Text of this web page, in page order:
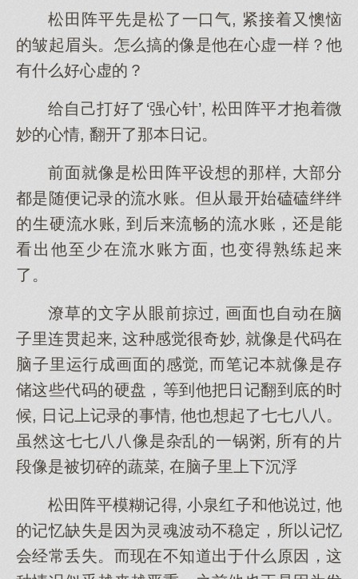
松田阵平先是松了一口气, 紧接着又懊恼
的皱起眉头。怎么搞的像是他在心虚一样？他
有什么好心虚的？
给自己打好了‘强心针’, 松田阵平才抱着微
妙的心情, 翻开了那本日记。
前面就像是松田阵平设想的那样, 大部分
都是随便记录的流水账。但从最开始磕磕绊绊
的生硬流水账, 到后来流畅的流水账，还是能
看出他至少在流水账方面, 也变得熟练起来
了。
潦草的文字从眼前掠过, 画面也自动在脑
子里连贯起来, 这种感觉很奇妙, 就像是代码在
脑子里运行成画面的感觉, 而笔记本就像是存
储这些代码的硬盘，等到他把日记翻到底的时
候, 日记上记录的事情, 他也想起了七七八八。
虽然这七七八八像是杂乱的一锅粥, 所有的片
段像是被切碎的蔬菜, 在脑子里上下沉浮
松田阵平模糊记得, 小泉红子和他说过, 他
的记忆缺失是因为灵魂波动不稳定，所以记忆
会经常丢失。而现在不知道出于什么原因，这